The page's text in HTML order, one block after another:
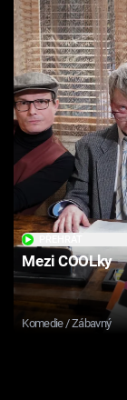
Mezi COOLky
Komedie / Zábavný